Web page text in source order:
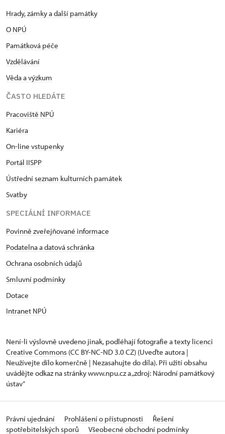
Hrady, zámky a další památky
O NPÚ
Památková péče
Vzdělávání
Věda a výzkum
ČASTO HLEDÁTE
Pracoviště NPÚ
Kariéra
On-line vstupenky
Portál IISPP
Ústřední seznam kulturních památek
Svatby
SPECIÁLNÍ INFORMACE
Povinně zveřejňované informace
Podatelna a datová schránka
Ochrana osobních údajů
Smluvní podmínky
Dotace
Intranet NPÚ
Není-li výslovně uvedeno jinak, podléhají fotografie a texty licenci
Creative Commons (CC BY-NC-ND 3.0 CZ) (Uveďte autora |
Neužívejte dílo komerčně | Nezasahujte do díla). Při užití obsahu
uvádějte odkaz na stránky www.npu.cz a „zdroj: Národní památkový
ústav“
Právní ujednání Prohlášení o přístupnosti
Řešení
spotřebitelských sporů
Všeobecné obchodní podmínky